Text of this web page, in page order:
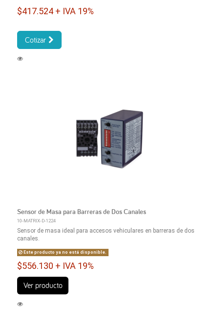
$417.524 + IVA 19%
Cotizar
Sensor de Masa para Barreras de Dos Canales
10-MATRIX-D-1224
Sensor de masa ideal para accesos vehiculares en barreras de dos
canales.
Este producto ya no está disponible.
$556.130 + IVA 19%
Ver producto